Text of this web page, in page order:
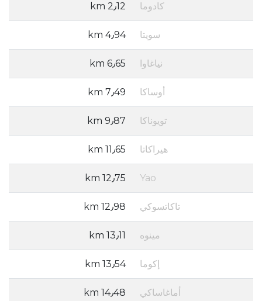
كادوما 2٫12 km
سويتا 4٫94 km
نياغاوا 6٫65 km
أوساكا 7٫49 km
تويوناكا 9٫87 km
هيراكاتا 11٫65 km
Yao 12٫75 km
تاكاتسوكي 12٫98 km
مينوه 13٫11 km
إكوما 13٫54 km
أماغاساكي 14٫48 km